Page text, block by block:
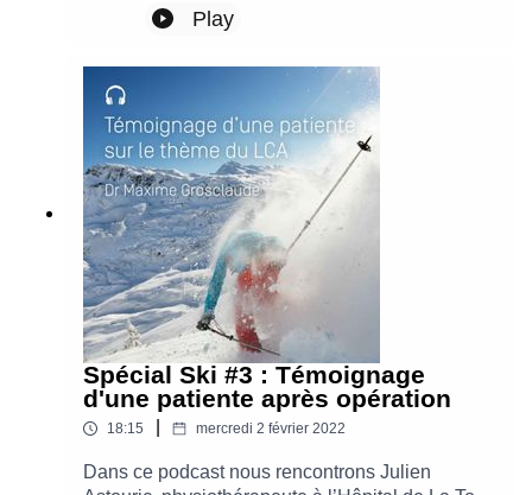
Maxime Grosclaude, spécialiste en médecine du
sport à l'Hôpital de La Tour.
Play
Spécial Ski #3 : Témoignage
d'une patiente après opération
18:15 mercredi 2 février 2022
Dans ce podcast nous rencontrons Julien